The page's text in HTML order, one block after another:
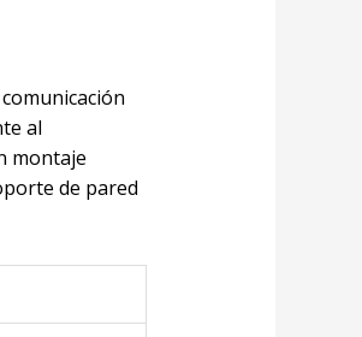
al
montaje
de pared